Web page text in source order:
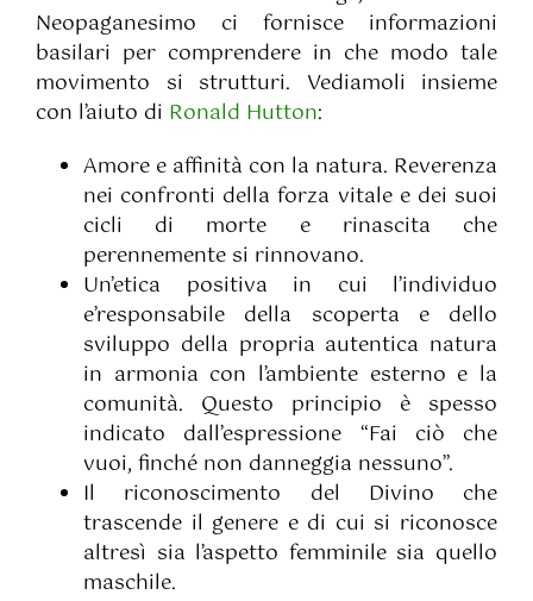
Neopaganesimo ci fornisce informazioni
basilari per comprendere in che modo tale
movimento si strutturi. Vediamoli insieme
con l’aiuto di Ronald Hutton:
Amore e affinità con la natura. Reverenza
nei confronti della forza vitale e dei suoi
cicli di morte e rinascita che
perennemente si rinnovano.
Un’etica positiva in cui l’individuo
e’responsabile della scoperta e dello
sviluppo della propria autentica natura
in armonia con l’ambiente esterno e la
comunità. Questo principio è spesso
indicato dall’espressione “Fai ciò che
vuoi, finché non danneggia nessuno”.
Il riconoscimento del Divino che
trascende il genere e di cui si riconosce
altresì sia l’aspetto femminile sia quello
maschile.